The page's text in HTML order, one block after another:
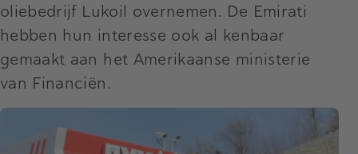
oliebedrijf Lukoil overnemen. De Emirati
hebben hun interesse ook al kenbaar
gemaakt aan het Amerikaanse ministerie
van Financiën.